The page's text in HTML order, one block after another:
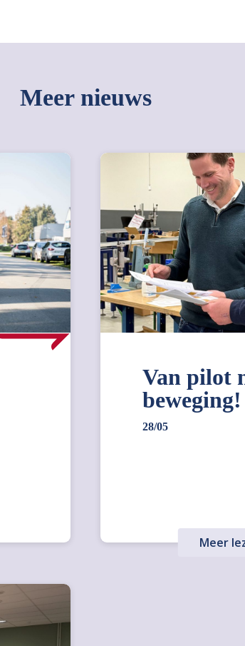
Meer nieuws
Van pilot
beweging!
28/05
Meer